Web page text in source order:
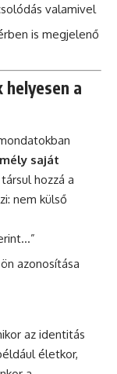
valamivel
is megjelenő
a
saját
hozzá a
nem külső
azonosítása
az identitás
életkor,